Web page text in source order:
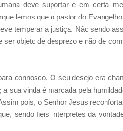
deve suportar e em certa
lemos que o pastor do
temperar a justiça. Não sendo
objeto de desprezo e não de
connosco. O seu desejo era
sua vinda é marcada pela
pois, o Senhor Jesus
sendo fiéis intérpretes da